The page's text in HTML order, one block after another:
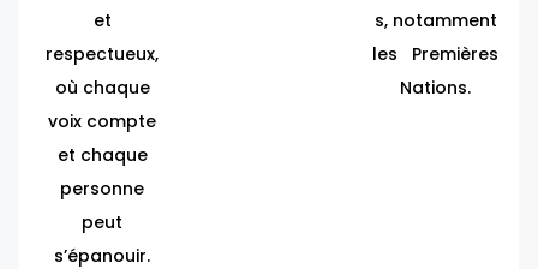
et
respectueux,
où chaque
voix compte
et chaque
personne
peut
s’épanouir.
s, notamment
les Premières
Nations.